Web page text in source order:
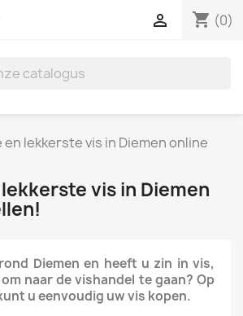
shopping_cart (0)

en lekkerste vis in Diemen online
vis in Diemen
Diemen en heeft u zin in vis,
naar de vishandel te gaan? Op
u eenvoudig uw vis kopen.